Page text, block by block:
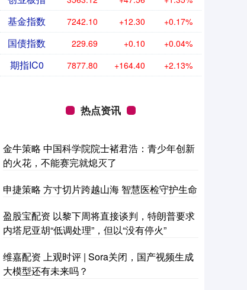
基金指数 7242.10 +12.30 +0.17%
国债指数 229.69 +0.10 +0.04%
期指IC0 7877.80 +164.40 +2.13%
热点资讯
金牛策略 中国科学院院士褚君浩：青少年创新
的火花，不能赛完就熄灭了
申捷策略 方寸切片跨越山海 智慧医检守护生命
盈股宝配资 以黎下周将直接谈判，特朗普要求
内塔尼亚胡“低调处理”，但以“没有停火”
维嘉配资 上观时评 | Sora关闭，国产视频生成
大模型还有未来吗？